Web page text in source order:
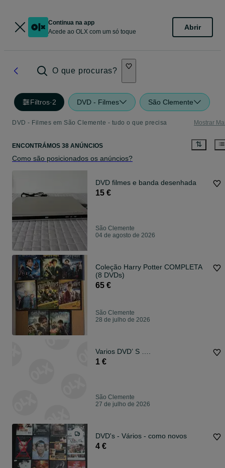
Continua na app
Acede ao OLX com um só toque
Abrir
O que procuras?
Filtros·2 DVD - Filmes São Clemente
DVD - Filmes em São Clemente - tudo o que precisa Mostrar
ENCONTRÁMOS 38 ANÚNCIOS
Como são posicionados os anúncios?
DVD filmes e banda desenhada
15 €
São Clemente
04 de agosto de 2026
Coleção Harry Potter COMPLETA
(8 DVDs)
65 €
São Clemente
28 de julho de 2026
Varios DVD’ S ….
1 €
São Clemente
27 de julho de 2026
DVD's - Vários - como novos
4 €